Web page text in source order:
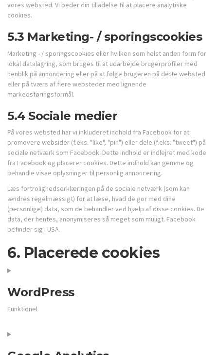
vores websted. Vi beder din tilladelse til at placere analytiske
cookies.
5.3 Marketing- / sporingscookies
Marketing - / sporingscookies eller hvilken som helst anden form for
lokal datalagring, som bruges til at udarbejde brugerprofiler med
henblik på annoncering eller på at følge brugeren på dette websted
eller på tværs af flere websteder med lignende
markedsføringsformål.
5.4 Sociale medier
På vores websted har vi inkluderet indhold fra Facebook for at
promovere websider (f.eks. "like", "pin") eller dele (f.eks. "tweet") på
sociale netværk som Facebook. Dette indhold er indlejret med kode
fra Facebook og placerer cookies. Dette indhold kan gemme og
behandle visse oplysninger til personlig annoncering.
Læs fortrolighedserklæringen på de sociale netværk (som kan
ændres regelmæssigt) for at læse, hvad de gør med dine
(personlige) data, som de behandler ved hjælp af disse cookies. De
data, der hentes, anonymiseres så meget som muligt. Facebook
befinder sig i USA.
6. Placerede cookies
WordPress
Funktionel
to